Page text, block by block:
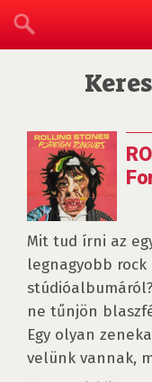
Mit tud írni az
legnagyobb
ne tűnjön
Egy olyan
velünk vannak,